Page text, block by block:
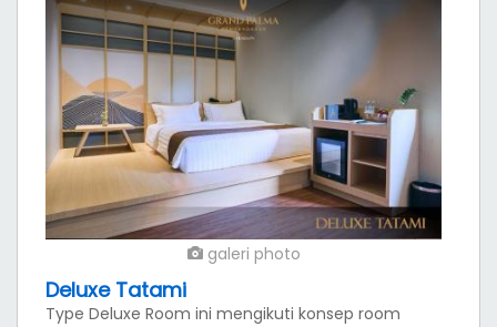
galeri photo
Deluxe Tatami
Type Deluxe Room ini mengikuti konsep room